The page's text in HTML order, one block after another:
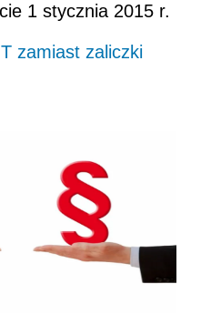
1 stycznia 2015 r.
zamiast zaliczki